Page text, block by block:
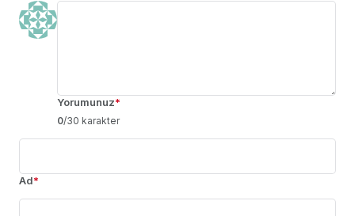
Yorumunuz*
0/30 karakter
Ad*